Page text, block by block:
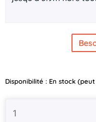
Disponibilité : En stock
quantité
complet